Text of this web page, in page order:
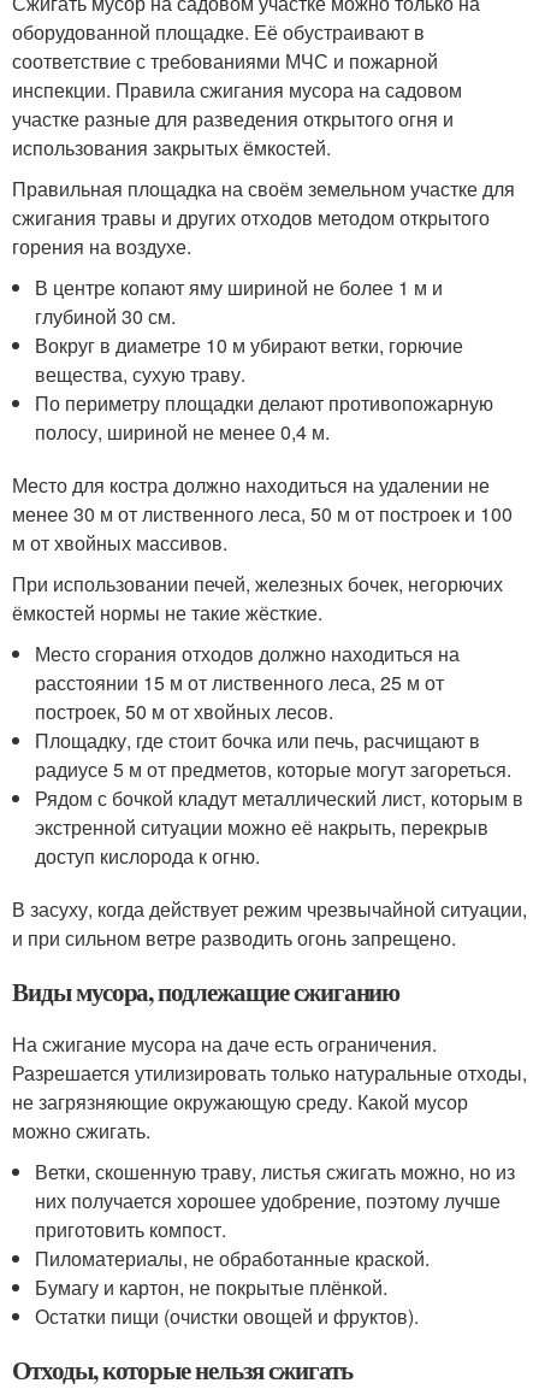
оборудованной площадке. Её обустраивают в
соответствие с требованиями МЧС и пожарной
инспекции. Правила сжигания мусора на садовом
участке разные для разведения открытого огня и
использования закрытых ёмкостей.
Правильная площадка на своём земельном участке для
сжигания травы и других отходов методом открытого
горения на воздухе.
В центре копают яму шириной не более 1 м и
глубиной 30 см.
Вокруг в диаметре 10 м убирают ветки, горючие
вещества, сухую траву.
По периметру площадки делают противопожарную
полосу, шириной не менее 0,4 м.
Место для костра должно находиться на удалении не
менее 30 м от лиственного леса, 50 м от построек и 100
м от хвойных массивов.
При использовании печей, железных бочек, негорючих
ёмкостей нормы не такие жёсткие.
Место сгорания отходов должно находиться на
расстоянии 15 м от лиственного леса, 25 м от
построек, 50 м от хвойных лесов.
Площадку, где стоит бочка или печь, расчищают в
радиусе 5 м от предметов, которые могут загореться.
Рядом с бочкой кладут металлический лист, которым в
экстренной ситуации можно её накрыть, перекрыв
доступ кислорода к огню.
В засуху, когда действует режим чрезвычайной ситуации,
и при сильном ветре разводить огонь запрещено.
Виды мусора, подлежащие сжиганию
На сжигание мусора на даче есть ограничения.
Разрешается утилизировать только натуральные отходы,
не загрязняющие окружающую среду. Какой мусор
можно сжигать.
Ветки, скошенную траву, листья сжигать можно, но из
них получается хорошее удобрение, поэтому лучше
приготовить компост.
Пиломатериалы, не обработанные краской.
Бумагу и картон, не покрытые плёнкой.
Остатки пищи (очистки овощей и фруктов).
Отходы, которые нельзя сжигать